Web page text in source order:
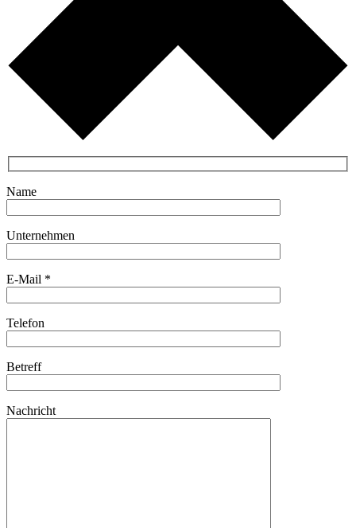
Name
Unternehmen
E-Mail *
Telefon
Betreff
Nachricht